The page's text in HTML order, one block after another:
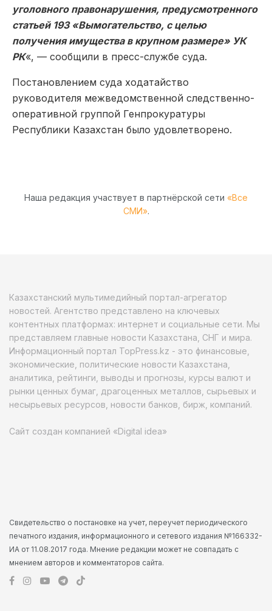
уголовного правонарушения, предусмотренного
статьей 193 «Вымогательство, с целью
получения имущества в крупном размере» УК
РК«, — сообщили в пресс-службе суда.
Постановлением суда ходатайство
руководителя межведомственной следственно-
оперативной группой Генпрокуратуры
Республики Казахстан было удовлетворено.
Наша редакция участвует в партнёрской сети «Все
СМИ».
Казахстанский мультимедийный портал-агрегатор
новостей. Агентство представлено на ключевых
контентных платформах: интернет и социальные сети. Мы
представляем главные новости Казахстана, СНГ и мира.
Информационный портал TopPress.kz - это финансовые,
экономические, политические новости Казахстана,
аналитика, рейтинги, выводы и прогнозы, курсы валют и
рынки ценных бумаг, драгоценных металлов, сырьевых и
несырьевых ресурсов, новости банков, бирж, компаний.
Сайт создан компанией «Digital idea»
Свидетельство о постановке на учет, переучет периодического
печатного издания, информационного и сетевого издания №166332-
ИА от 11.08.2017 года. Мнение редакции может не совпадать с
мнением авторов и комментаторов сайта.